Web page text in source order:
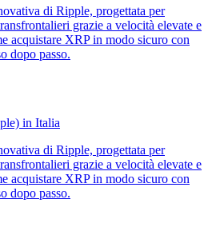
di Ripple, progettata per
grazie a velocità elevate e
acquistare XRP in modo sicuro con
dopo passo.
in Italia
di Ripple, progettata per
grazie a velocità elevate e
acquistare XRP in modo sicuro con
dopo passo.